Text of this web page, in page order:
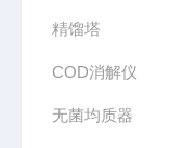
精馏塔
COD消解仪
无菌均质器